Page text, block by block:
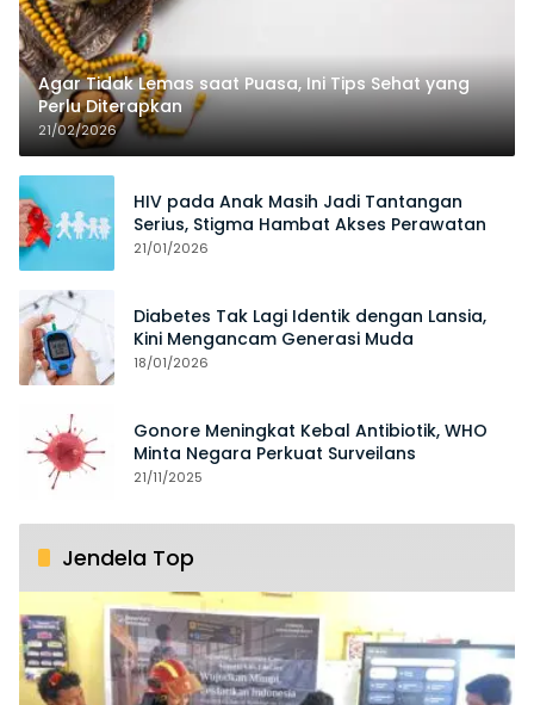
Agar Tidak Lemas saat Puasa, Ini Tips Sehat yang
Perlu Diterapkan
21/02/2026
HIV pada Anak Masih Jadi Tantangan
Serius, Stigma Hambat Akses Perawatan
21/01/2026
Diabetes Tak Lagi Identik dengan Lansia,
Kini Mengancam Generasi Muda
18/01/2026
Gonore Meningkat Kebal Antibiotik, WHO
Minta Negara Perkuat Surveilans
21/11/2025
Jendela Top